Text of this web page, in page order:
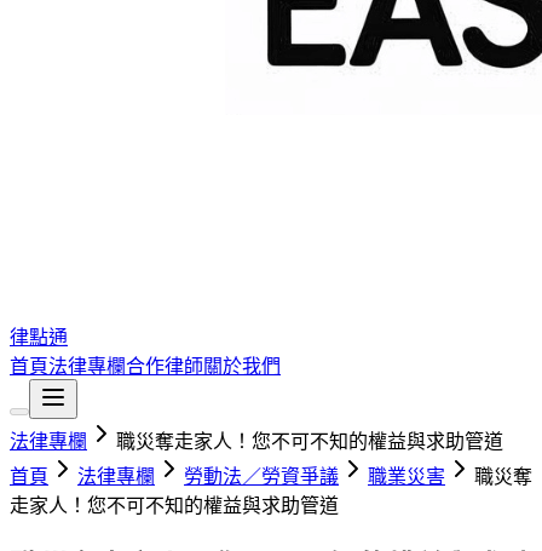
律點通
首頁法律專欄合作律師關於我們
法律專欄
職災奪走家人！您不可不知的權益與求助管道
首頁
法律專欄 勞動法／勞資爭議 職業災害
職災奪
走家人！您不可不知的權益與求助管道